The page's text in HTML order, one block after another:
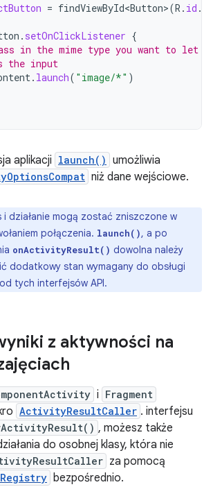
= findViewById<Button>(R . id .
. setOnClickListener {
in the mime type you want to let
the input
. launch( "image/*" )
aplikacji launch() umożliwia
niż dane wejściowe.
i działanie mogą zostać zniszczone w
połączenia. launch(), a po
onActivityResult() dowolna należy
dodatkowy stan wymagany do obsługi
tych interfejsów API.
z aktywności na
i Fragment
ActivityResultCaller . interfejsu
, możesz także
do osobnej klasy, która nie
za pomocą
bezpośrednio.